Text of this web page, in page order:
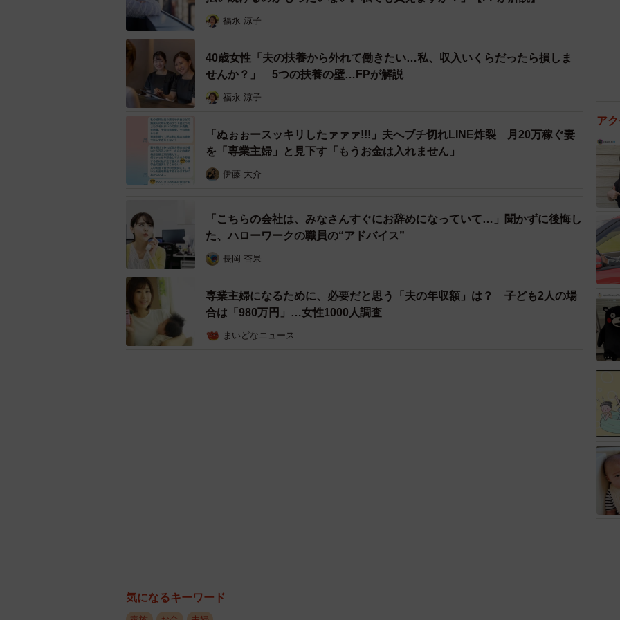
福永 涼子
40歳女性「夫の扶養から外れて働きたい…私、収入いくらだったら損しま
せんか？」 5つの扶養の壁…FPが解説
福永 涼子
「ぬぉぉースッキリしたァァァ!!!」夫へブチ切れLINE炸裂 月20万稼ぐ妻
を「専業主婦」と見下す「もうお金は入れません」
伊藤 大介
「こちらの会社は、みなさんすぐにお辞めになっていて…」聞かずに後悔し
た、ハローワークの職員の“アドバイス”
長岡 杏果
専業主婦になるために、必要だと思う「夫の年収額」は？ 子ども2人の場
合は「980万円」…女性1000人調査
まいどなニュース
気になるキーワード
ア